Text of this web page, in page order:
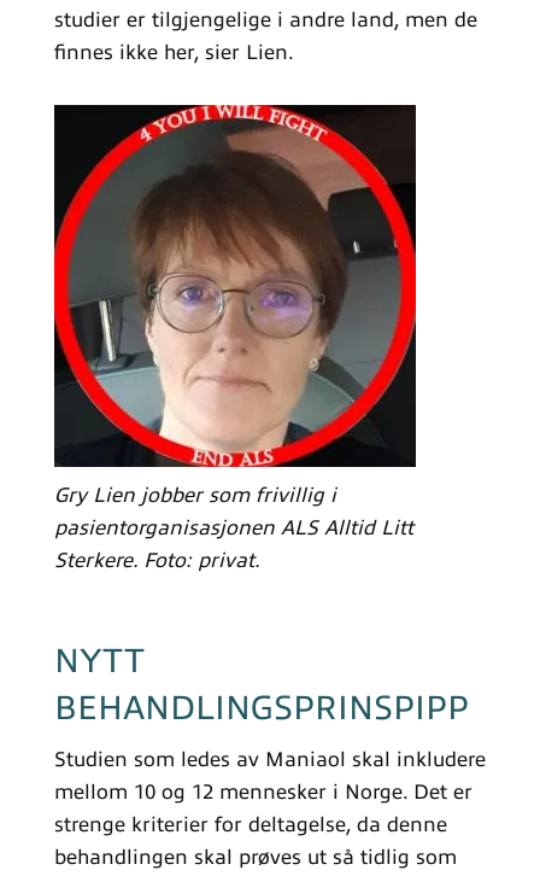
studier er tilgjengelige i andre land, men de
finnes ikke her, sier Lien.
Gry Lien jobber som frivillig i
pasientorganisasjonen ALS Alltid Litt
Sterkere. Foto: privat.
NYTT
BEHANDLINGSPRINSPIPP
Studien som ledes av Maniaol skal inkludere
mellom 10 og 12 mennesker i Norge. Det er
strenge kriterier for deltagelse, da denne
behandlingen skal prøves ut så tidlig som